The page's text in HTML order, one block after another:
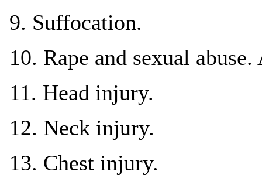
9. Suffocation.
10. Rape and sexual
11. Head injury.
12. Neck injury.
13. Chest injury.